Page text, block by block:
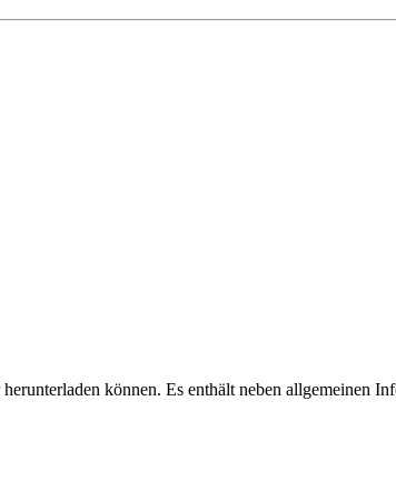
können. Es enthält neben allgemeinen